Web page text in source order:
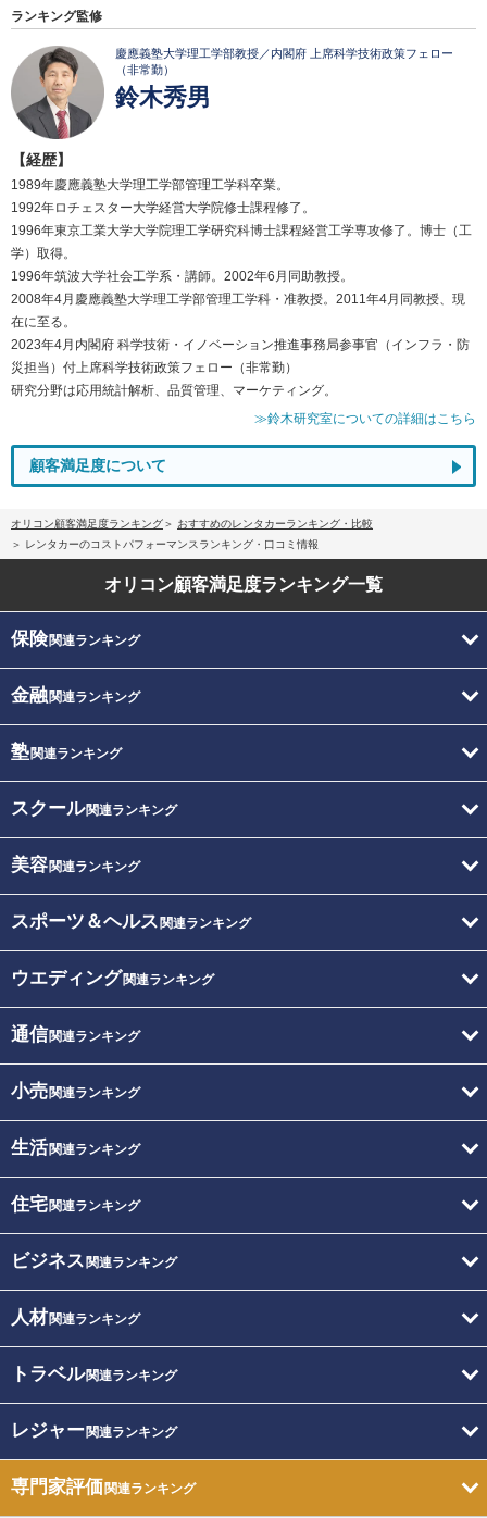
ランキング監修
慶應義塾大学理工学部教授／内閣府 上席科学技術政策フェロー
（非常勤）
鈴木秀男
【経歴】
1989年慶應義塾大学理工学部管理工学科卒業。
1992年ロチェスター大学経営大学院修士課程修了。
1996年東京工業大学大学院理工学研究科博士課程経営工学専攻修了。博士（工
学）取得。
1996年筑波大学社会工学系・講師。2002年6月同助教授。
2008年4月慶應義塾大学理工学部管理工学科・准教授。2011年4月同教授、現
在に至る。
2023年4月内閣府 科学技術・イノベーション推進事務局参事官（インフラ・防
災担当）付上席科学技術政策フェロー（非常勤）
研究分野は応用統計解析、品質管理、マーケティング。
≫鈴木研究室についての詳細はこちら
顧客満足度について
オリコン顧客満足度ランキング
おすすめのレンタカーランキング・比較
レンタカーのコストパフォーマンスランキング・口コミ情報
オリコン顧客満足度ランキング一覧
保険関連ランキング
金融関連ランキング
塾関連ランキング
スクール関連ランキング
美容関連ランキング
スポーツ＆ヘルス 関連ランキング
ウエディング関連ランキング
通信関連ランキング
小売関連ランキング
生活関連ランキング
住宅関連ランキング
ビジネス 関連ランキング
人材関連ランキング
トラベル関連ランキング
レジャー関連ランキング
専門家評価関連ランキング